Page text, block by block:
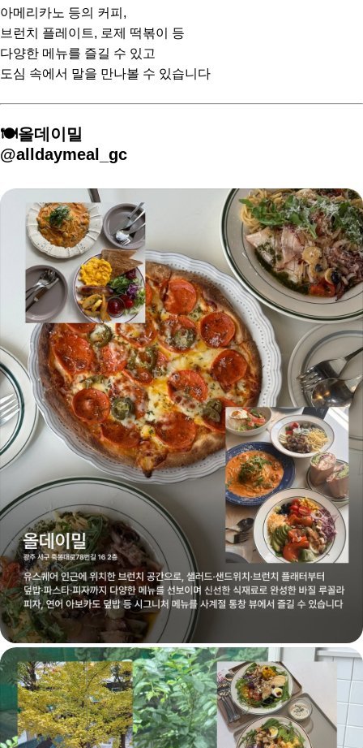
아메리카노 등의 커피,
브런치 플레이트, 로제 떡볶이 등
다양한 메뉴를 즐길 수 있고
도심 속에서 말을 만나볼 수 있습니다
🍽️올데이밀
@alldaymeal_gc